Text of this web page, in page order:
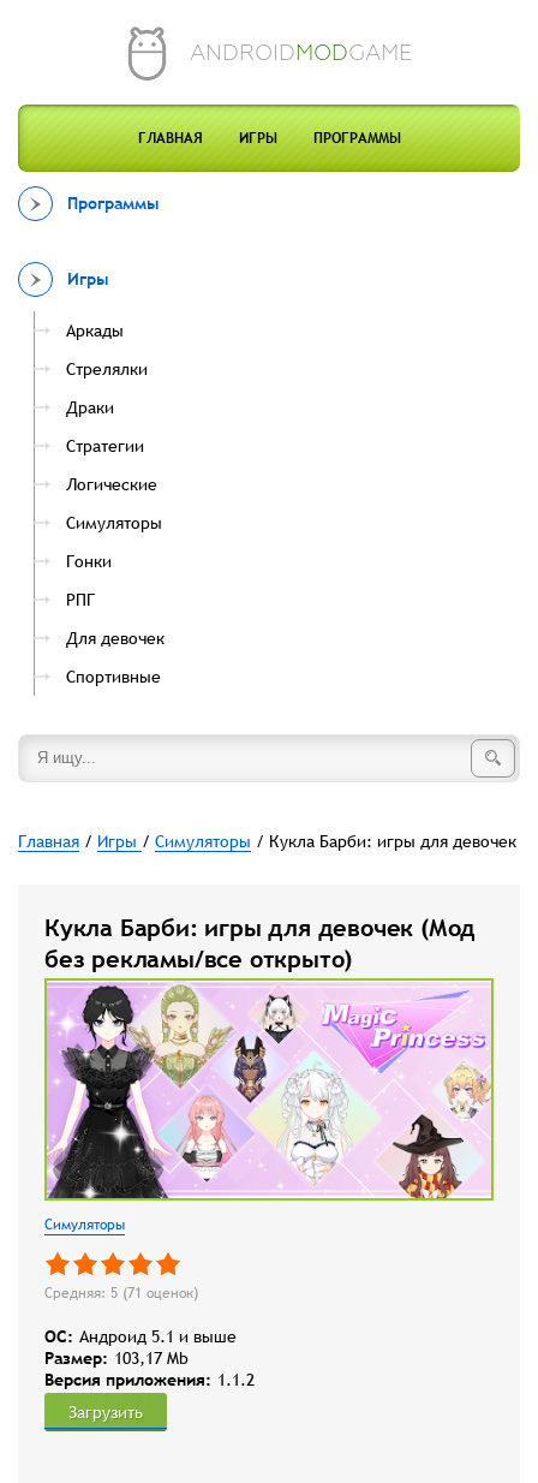
ANDROIDMODGAME
ГЛАВНАЯ ИГРЫ ПРОГРАММЫ
Программы
Игры
Аркады
Стрелялки
Драки
Стратегии
Логические
Симуляторы
Гонки
РПГ
Для девочек
Спортивные
Главная / Игры / Симуляторы / Кукла Барби: игры для девочек
Кукла Барби: игры для девочек (Мод
без рекламы/все открыто)
Симуляторы
Средняя: 5 (71 оценок)
OC: Андроид 5.1 и выше
Размер: 103,17 Mb
Версия приложения: 1.1.2
Загрузить